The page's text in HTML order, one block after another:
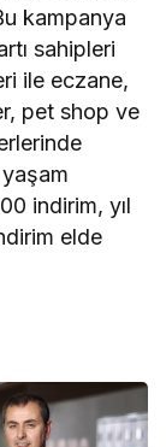
kampanya
sahipleri
ile eczane,
pet shop ve
indirim, yıl
elde